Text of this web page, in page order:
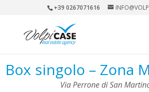
+39 0267071616
Box singolo – Zona
Via Perrone di San